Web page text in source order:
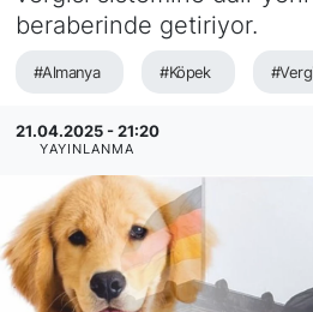
beraberinde getiriyor.
#Almanya #Köpek #Vergi
21.04.2025 - 21:20
YAYINLANMA